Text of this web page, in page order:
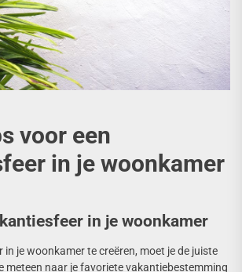
voor een
in je woonkamer
in je woonkamer
in je woonkamer te creëren, moet je de juiste
meteen naar je favoriete vakantiebestemming